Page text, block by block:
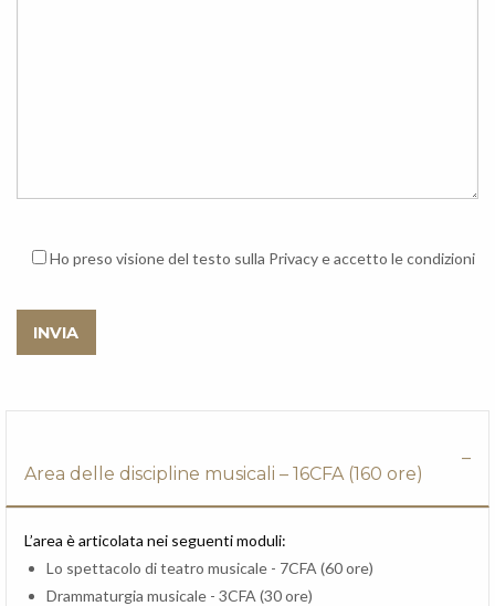
Ho preso visione del testo sulla Privacy e accetto le condizioni
Area delle discipline musicali – 16CFA (160 ore)
L’area è articolata nei seguenti moduli:
Lo spettacolo di teatro musicale - 7CFA (60 ore)
Drammaturgia musicale - 3CFA (30 ore)